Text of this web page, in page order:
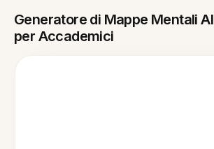
Generatore di Mappe Mentali AI
per Accademici